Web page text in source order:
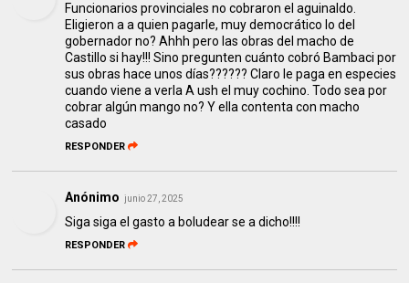
Funcionarios provinciales no cobraron el aguinaldo.
Eligieron a a quien pagarle, muy democrático lo del
gobernador no? Ahhh pero las obras del macho de
Castillo si hay!!! Sino pregunten cuánto cobró Bambaci por
sus obras hace unos días?????? Claro le paga en especies
cuando viene a verla A ush el muy cochino. Todo sea por
cobrar algún mango no? Y ella contenta con macho
casado
RESPONDER
Anónimo junio 27, 2025
Siga siga el gasto a boludear se a dicho!!!!
RESPONDER